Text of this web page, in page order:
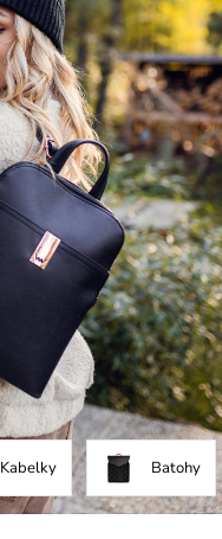
Kabelky Batohy